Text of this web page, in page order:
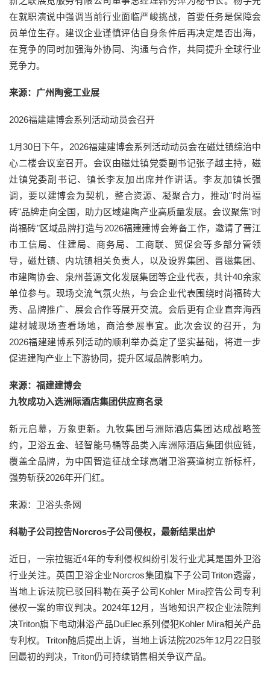
在就职演说中强调当前行业面临严峻挑战，首要任务是保障会
员单位生存。建议企业谨慎评估自身条件后再决定是否出海，
在竞争的同时加强海外协同、沟通与合作，共同提升全球行业
竞争力。
来源：广州陶瓷工业展
2026福建建博会系列活动动员会召开
1月30日下午，2026福建建博会系列活动动员会在磁灶镇综治中
心二楼会议室召开。会议由磁灶镇党委副书记张子越主持，磁
灶镇党委副书记、镇长李友加出席并作讲话。李友加镇长强
调，要以建博会为契机，整合资源、凝聚合力，推动"时尚福
砖"品牌走向全国，助力区域建陶产业高质量发展。会议聚焦"时
尚福砖"区域品牌打造与2026福建建博会筹备工作，邀请了晋江
市工信局、住建局、商务局、工商联、贸促会等多部分管领
导，磁灶镇、内坑镇相关负责人，以及设界集团、晋磁集团、
市建陶协会、泉州荟源文化发展集团等企业代表，共计40余家
单位参与。现场交流气氛火热，与会企业代表围绕时尚福砖大
秀、品牌推广、展会合作等展开交流。会后更有企业直奔海西
建材城现场查看场地，商洽参展事宜。此次会议的召开，为
2026福建建博系列活动的顺利举办奠定了坚实基础，将进一步
促进建陶产业上下游协同，提升区域品牌影响力。
来源：福建建博会
九牧成功入选洲际酒店集团供应商名录
新元启幕，万象更新。九牧集团与洲际酒店集团达成战略签
约，卫浴五金、轻智能马桶等品类入库洲际酒店集团供应链，
覆盖全品牌，为中国智造征战全球高端卫浴赛道树立新标杆，
强势斩获2026年开门红。
来源：卫浴头条网
科勒子公司控告Norcros子公司侵权，最新结果出炉
近日，一宗拉锯近4年的专利侵权纠纷引发行业尤其是国外卫浴
行业关注。英国卫浴企业Norcros集团旗下子公司Triton透露，
当地上诉法院已驳回科勒在英子公司Kohler Mira控告公司专利
侵权一案的审议判决。2024年12月，当地知识产权企业法院判
决Triton旗下电动淋浴产品DuElec系列侵犯Kohler Mira相关产品
专利权。Triton随后提出上诉，当地上诉法院2025年12月22日驳
回最初的判决，Triton仍可持续销售相关争议产品。